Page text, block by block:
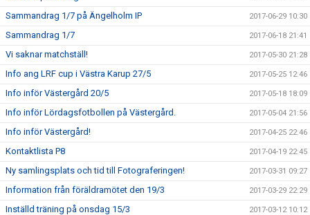
Sammandrag 1/7 på Ängelholm IP 2017-06-29 10:30
Sammandrag 1/7 2017-06-18 21:41
Vi saknar matchställ! 2017-05-30 21:28
Info ang LRF cup i Västra Karup 27/5 2017-05-25 12:46
Info inför Västergård 20/5 2017-05-18 18:09
Info inför Lördagsfotbollen på Västergård. 2017-05-04 21:56
Info inför Västergård! 2017-04-25 22:46
Kontaktlista P8 2017-04-19 22:45
Ny samlingsplats och tid till Fotograferingen! 2017-03-31 09:27
Information från föräldramötet den 19/3 2017-03-29 22:29
Inställd träning på onsdag 15/3 2017-03-12 10:12